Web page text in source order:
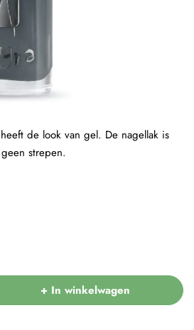
+ In winkelwagen
de look van gel. De nagellak is
strepen.